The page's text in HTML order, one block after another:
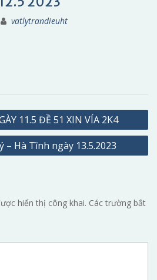
vatlytrandieuht
11.5 ĐỀ 51 XIN VÍA 2K4
Hà Tĩnh ngày 13.5.2023
hiển thị công khai. Các trường bắt